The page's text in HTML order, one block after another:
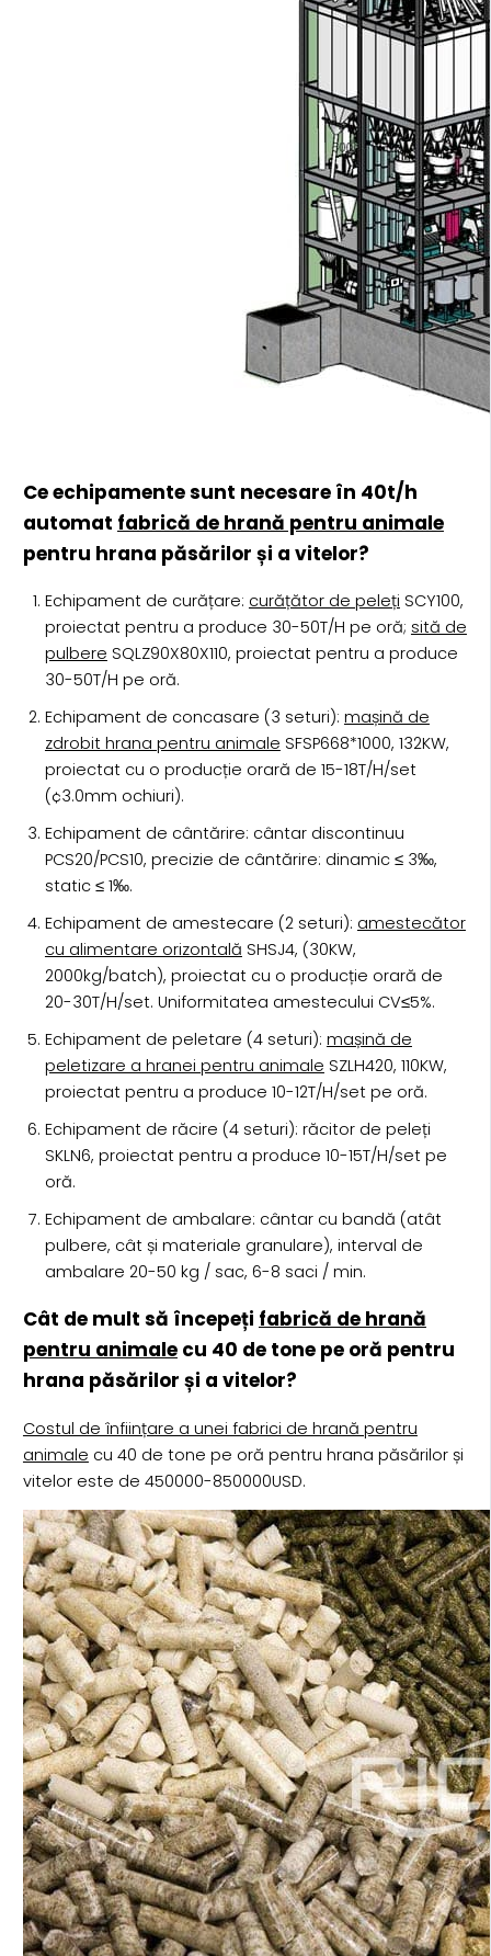
Ce echipamente sunt necesare în 40t/h
automat fabrică de hrană pentru animale
pentru hrana păsărilor și a vitelor?
Echipament de curățare: curățător de peleți SCY100,
proiectat pentru a produce 30-50T/H pe oră; sită de
pulbere SQLZ90X80X110, proiectat pentru a produce
30-50T/H pe oră.
Echipament de concasare (3 seturi): mașină de
zdrobit hrana pentru animale SFSP668*1000, 132KW,
proiectat cu o producție orară de 15-18T/H/set
(¢3.0mm ochiuri).
Echipament de cântărire: cântar discontinuu
PCS20/PCS10, precizie de cântărire: dinamic ≤ 3‰,
static ≤ 1‰.
Echipament de amestecare (2 seturi): amestecător
cu alimentare orizontală SHSJ4, (30KW,
2000kg/batch), proiectat cu o producție orară de
20-30T/H/set. Uniformitatea amestecului CV≤5%.
Echipament de peletare (4 seturi): mașină de
peletizare a hranei pentru animale SZLH420, 110KW,
proiectat pentru a produce 10-12T/H/set pe oră.
Echipament de răcire (4 seturi): răcitor de peleți
SKLN6, proiectat pentru a produce 10-15T/H/set pe
oră.
Echipament de ambalare: cântar cu bandă (atât
pulbere, cât și materiale granulare), interval de
ambalare 20-50 kg / sac, 6-8 saci / min.
Cât de mult să începeți fabrică de hrană
pentru animalecu 40 de tone pe oră pentru
hrana păsărilor și a vitelor?
Costul de înființare a unei fabrici de hrană pentru
animale cu 40 de tone pe oră pentru hrana păsărilor și
vitelor este de 450000-850000USD.